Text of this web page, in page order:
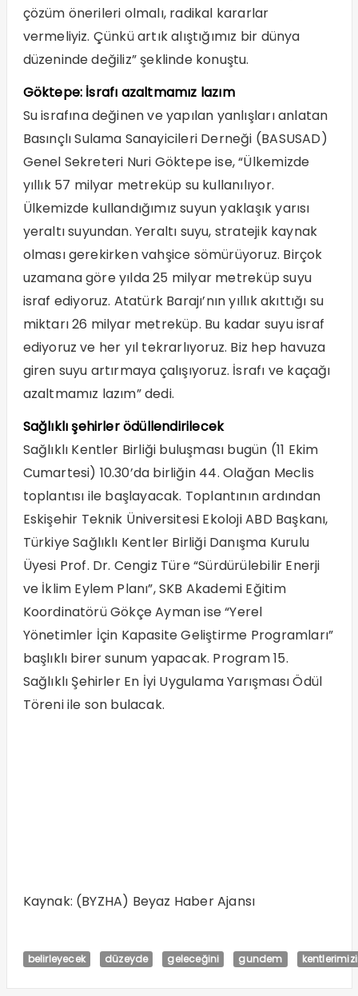
çözüm önerileri olmalı, radikal kararlar
vermeliyiz. Çünkü artık alıştığımız bir dünya
düzeninde değiliz” şeklinde konuştu.
Göktepe: İsrafı azaltmamız lazım
Su israfına değinen ve yapılan yanlışları anlatan
Basınçlı Sulama Sanayicileri Derneği (BASUSAD)
Genel Sekreteri Nuri Göktepe ise, “Ülkemizde
yıllık 57 milyar metreküp su kullanılıyor.
Ülkemizde kullandığımız suyun yaklaşık yarısı
yeraltı suyundan. Yeraltı suyu, stratejik kaynak
olması gerekirken vahşice sömürüyoruz. Birçok
uzamana göre yılda 25 milyar metreküp suyu
israf ediyoruz. Atatürk Barajı’nın yıllık akıttığı su
miktarı 26 milyar metreküp. Bu kadar suyu israf
ediyoruz ve her yıl tekrarlıyoruz. Biz hep havuza
giren suyu artırmaya çalışıyoruz. İsrafı ve kaçağı
azaltmamız lazım” dedi.
Sağlıklı şehirler ödüllendirilecek
Sağlıklı Kentler Birliği buluşması bugün (11 Ekim
Cumartesi) 10.30’da birliğin 44. Olağan Meclis
toplantısı ile başlayacak. Toplantının ardından
Eskişehir Teknik Üniversitesi Ekoloji ABD Başkanı,
Türkiye Sağlıklı Kentler Birliği Danışma Kurulu
Üyesi Prof. Dr. Cengiz Türe “Sürdürülebilir Enerji
ve İklim Eylem Planı”, SKB Akademi Eğitim
Koordinatörü Gökçe Ayman ise “Yerel
Yönetimler İçin Kapasite Geliştirme Programları”
başlıklı birer sunum yapacak. Program 15.
Sağlıklı Şehirler En İyi Uygulama Yarışması Ödül
Töreni ile son bulacak.
Kaynak: (BYZHA) Beyaz Haber Ajansı
belirleyecek düzeyde geleceğini gundem